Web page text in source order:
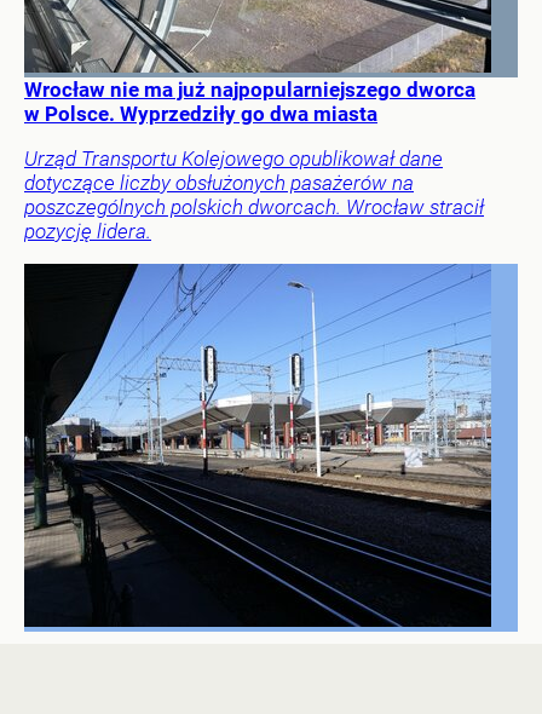
Wrocław nie ma już najpopularniejszego dworca
w Polsce. Wyprzedziły go dwa miasta
Urząd Transportu Kolejowego opublikował dane
dotyczące liczby obsłużonych pasażerów na
poszczególnych polskich dworcach. Wrocław stracił
pozycję lidera.